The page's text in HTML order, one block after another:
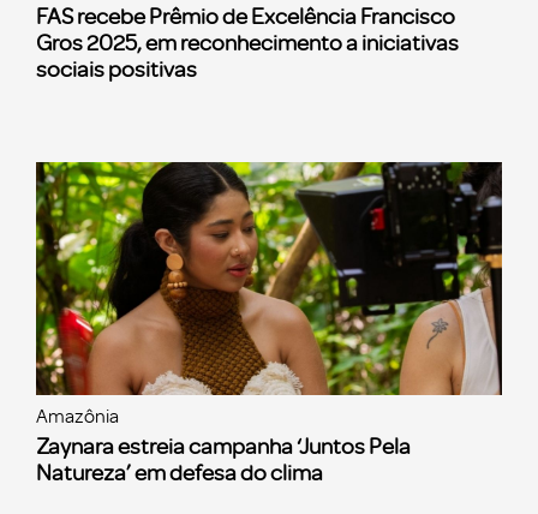
FAS recebe Prêmio de Excelência Francisco
Gros 2025, em reconhecimento a iniciativas
sociais positivas
Amazônia
Zaynara estreia campanha ‘Juntos Pela
Natureza’ em defesa do clima